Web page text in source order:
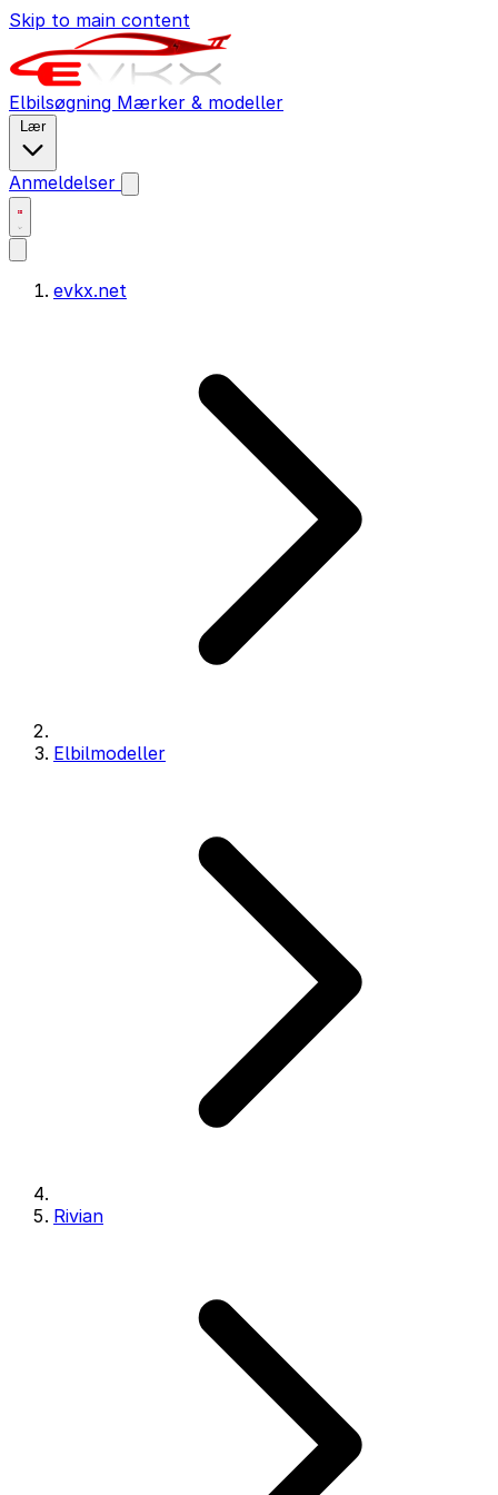
Skip to main content
Elbilsøgning Mærker & modeller
Lær
Anmeldelser
evkx.net
Elbilmodeller
Rivian